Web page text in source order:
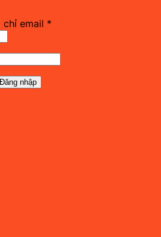
chỉ email *
Đăng nhập